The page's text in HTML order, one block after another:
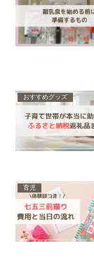
おすすめグッズ
育児